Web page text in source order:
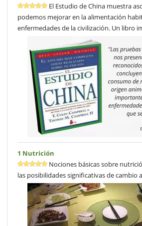
El Estudio de China muestra
podemos mejorar en la alimentación
enfermedades de la civilización. Un libro
1 Nutrición
Nociones básicas sobre
las posibilidades significativas de cambio